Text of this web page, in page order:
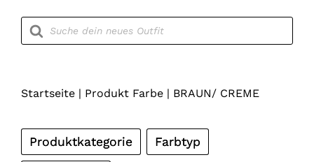
Products
search
Startseite| Produkt Farbe| BRAUN/ CREME
Produktkategorie Farbtyp